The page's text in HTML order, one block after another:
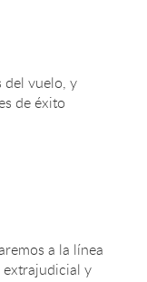
del vuelo, y
de éxito
a la línea
extrajudicial y